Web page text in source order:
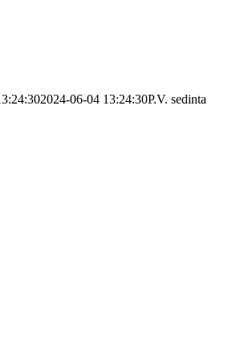
2024-06-04 13:24:30P.V. sedinta